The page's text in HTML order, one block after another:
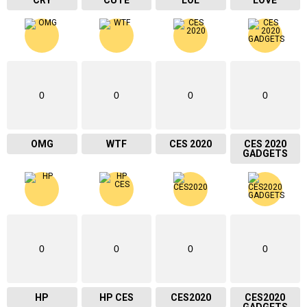
0
OMG
0
WTF
0
CES 2020
0
CES 2020
GADGETS
0
HP
0
HP CES
0
CES2020
0
CES2020